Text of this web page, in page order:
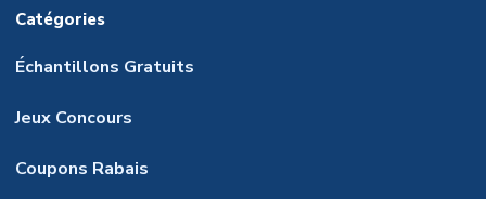
Catégories
Échantillons Gratuits
Jeux Concours
Coupons Rabais